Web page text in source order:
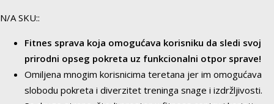
139,000.00 RSD
do
149,000.00 RSD
N/A SKU::
Fitnes sprava koja omogućava korisniku da sledi svoj
prirodni opseg pokreta uz funkcionalni otpor sprave!
Omiljena mnogim korisnicima teretana jer im omogućava
slobodu pokreta i diverzitet treninga snage i izdržljivosti.